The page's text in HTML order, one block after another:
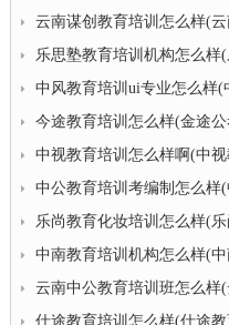
云南谋创教育培训怎么样(
乐思塾教育培训机构怎么样
中风教育培训ui专业怎么样(
今途教育培训怎么样(金途
中视教育培训怎么样啊(中
中公教育培训考编制怎么样
乐尚教育化妆培训怎么样(
中南教育培训机构怎么样(
云南中公教育培训班怎么样
仕途教育培训怎么样(仕途